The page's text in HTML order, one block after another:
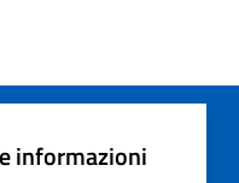
informazioni